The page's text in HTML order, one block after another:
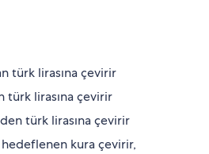
türk lirasına çevirir
türk lirasına çevirir
türk lirasına çevirir
kura çevirir,